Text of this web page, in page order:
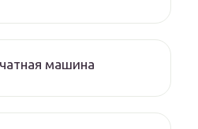
машина